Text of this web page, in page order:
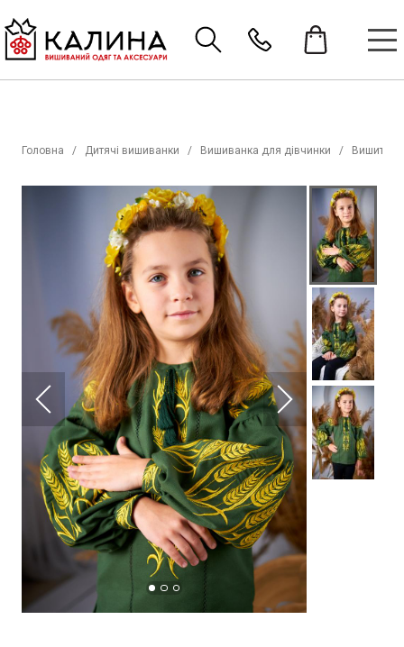
Головна Дитячі вишиванки Вишиванка для дівчинки Вишиті